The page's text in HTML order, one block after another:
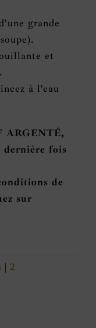
grande
et
à l’eau
ARGENTÉ,
dernière fois
de
sur
| 2